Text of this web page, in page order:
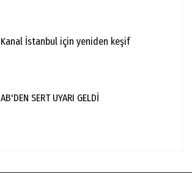
Kanal İstanbul için yeniden keşif
AB'DEN SERT UYARI GELDİ